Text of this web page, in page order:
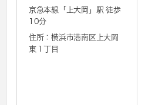
京急本線「 上大岡 」駅 徒歩
10分
住所：横浜市港南区上大岡
東１丁目